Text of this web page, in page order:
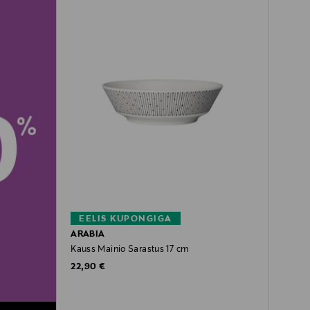
EELIS KUPONGIGA
ARABIA
Kauss Mainio Sarastus 17 cm
Original Price
22,90 €